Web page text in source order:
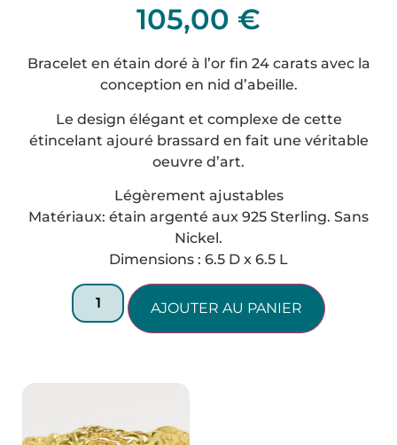
105,00 €
Bracelet en étain doré à l’or fin 24 carats avec la
conception en nid d’abeille.
Le design élégant et complexe de cette
étincelant ajouré brassard en fait une véritable
oeuvre d’art.
Légèrement ajustables
Matériaux: étain argenté aux 925 Sterling. Sans
Nickel.
Dimensions : 6.5 D x 6.5 L
AJOUTER AU PANIER